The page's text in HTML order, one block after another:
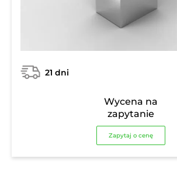
21 dni
Wycena na
zapytanie
Zapytaj o cenę